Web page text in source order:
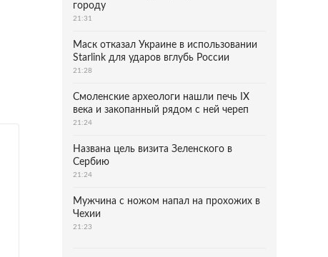
городу
21:31
Маск отказал Украине в использовании
Starlink для ударов вглубь России
21:28
Смоленские археологи нашли печь IX
века и закопанный рядом с ней череп
21:24
Названа цель визита Зеленского в
Сербию
21:24
Мужчина с ножом напал на прохожих в
Чехии
21:23